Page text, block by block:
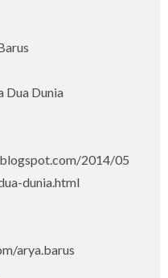
Dua Dunia
2014/05
dunia.html
arya.barus